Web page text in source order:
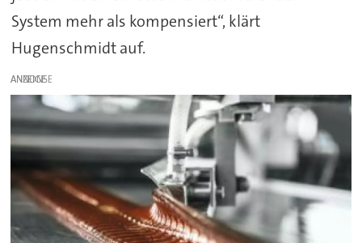
System mehr als kompensiert“, klärt
Hugenschmidt auf.
ANZEIGE